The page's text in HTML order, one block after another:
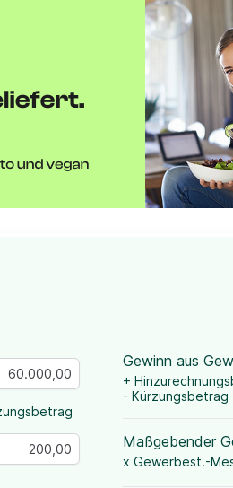
Gewinn aus
+
- Kürzungsbetrag
Maßgebender
x Gewerbest.-